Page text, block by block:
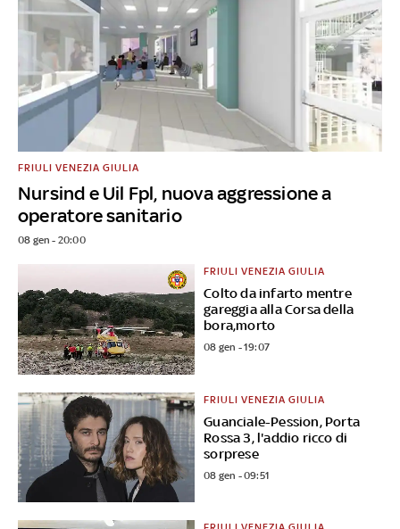
Nursind e Uil Fpl, nuova aggressione a
operatore sanitario
FRIULI VENEZIA GIULIA
08 gen - 20:00
Colto da infarto mentre
gareggia alla Corsa della
bora,morto
FRIULI VENEZIA GIULIA
08 gen - 19:07
Guanciale-Pession, Porta
Rossa 3, l'addio ricco di
sorprese
FRIULI VENEZIA GIULIA
08 gen - 09:51